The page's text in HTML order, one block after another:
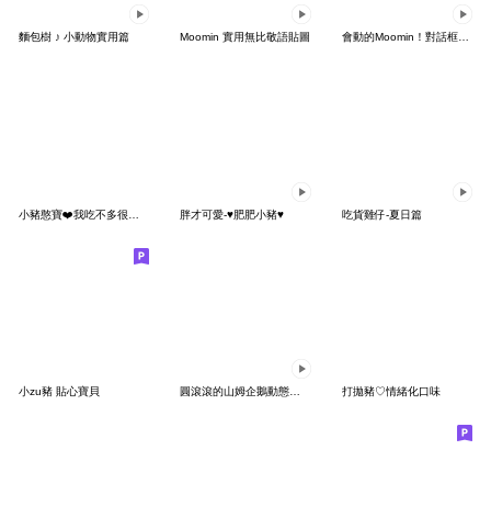
麵包樹 ♪ 小動物實用篇 Moomin 實用無比敬語貼圖 會動的Moomin！對話框貼圖
胖才可愛-♥肥肥小豬♥ 吃貨雞仔-夏日篇
小zu豬 貼心寶貝 打拋豬♡情緒化口味